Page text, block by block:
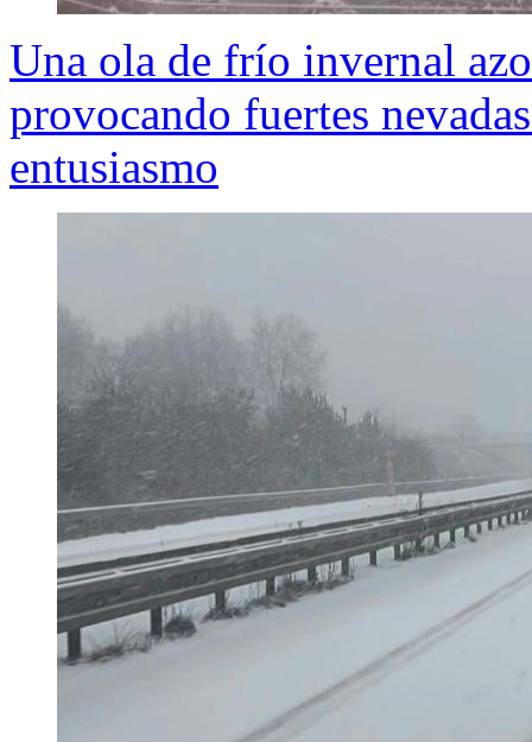
Una ola de frío invernal
provocando fuertes
entusiasmo